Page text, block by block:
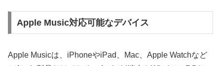
Apple Music対応可能なデバイス
Apple Musicは、iPhoneやiPad、Mac、Apple Watchなど